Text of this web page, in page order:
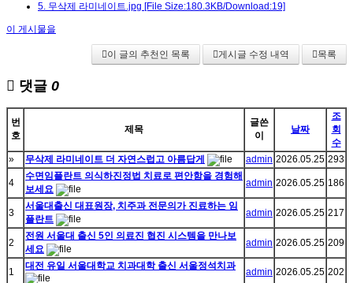
5. 무삭제 라미네이트.jpg [File Size:180.3KB/Download:19]
이 게시물을
이 글의 추천인 목록 게시글 수정 내역 목록
댓글 0
번
호
제목
글쓴
이
날짜
조
회
수
»
무삭제 라미네이트 더 자연스럽고 아름답게 admin 2026.05.25 293
4
수면임플란트 의식하진정법 치료로 편안함을 경험해
보세요
admin 2026.05.25 186
3
서울대출신 대표원장, 치주과 전문의가 진료하는 임
플란트
admin 2026.05.25 217
2
전원 서울대 출신 5인 의료진 협진 시스템을 만나보
세요
admin 2026.05.25 209
1
대전 유일 서울대학교 치과대학 출신 서울정석치과
admin 2026.05.25 202